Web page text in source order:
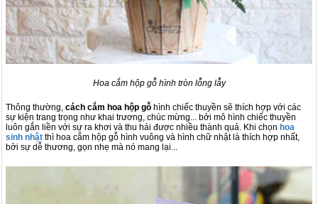
Hoa cắm hộp gỗ hình tròn lỗng lẫy
Thông thường, cách cắm hoa hộp gỗ hình chiếc thuyền sẽ thích hợp với các
sự kiện trang trọng như khai trương, chúc mừng... bởi mô hình chiếc thuyền
luôn gắn liền với sự ra khơi và thu hái được nhiều thành quả. Khi chọn hoa
sinh nhật thì hoa cắm hộp gỗ hình vuông và hình chữ nhật là thích hợp nhất,
bởi sự dễ thương, gọn nhẹ mà nó mang lại...